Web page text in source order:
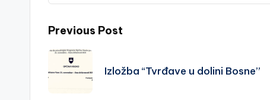
Post
navigation
Previous Post
Izložba “Tvrđave u dolini Bosne”